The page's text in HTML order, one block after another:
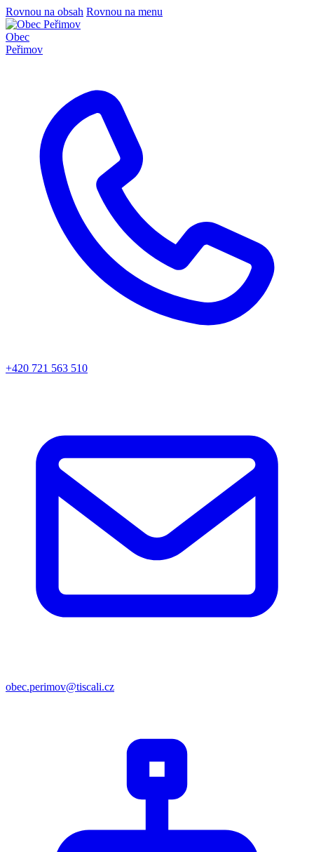
Rovnou na obsah Rovnou na menu
Obec
Peřimov
+420 721 563 510
obec.perimov@tiscali.cz